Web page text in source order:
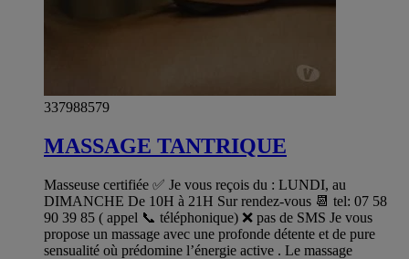
337988579
MASSAGE TANTRIQUE
Masseuse certifiée ✅ Je vous reçois du : LUNDI, au
DIMANCHE De 10H à 21H Sur rendez-vous 📆 tel: 07 58
90 39 85 ( appel 📞 téléphonique) ❌ pas de SMS Je vous
propose un massage avec une profonde détente et de pure
sensualité où prédomine l’énergie active . Le massage